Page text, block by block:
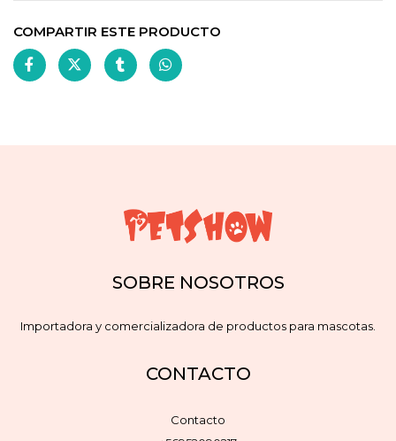
COMPARTIR ESTE PRODUCTO
SOBRE NOSOTROS
Importadora y comercializadora de productos para mascotas.
CONTACTO
Contacto